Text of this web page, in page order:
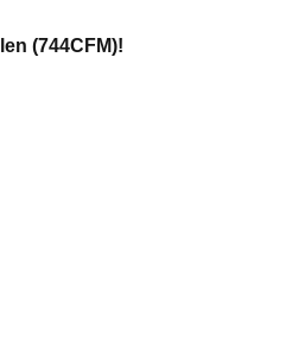
(744CFM)!